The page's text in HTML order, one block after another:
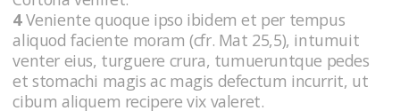
4Veniente quoque ipso ibidem et per tempus
aliquod faciente moram (cfr. Mat 25,5), intumuit
venter eius, turguere crura, tumueruntque pedes
et stomachi magis ac magis defectum incurrit, ut
cibum aliquem recipere vix valeret.